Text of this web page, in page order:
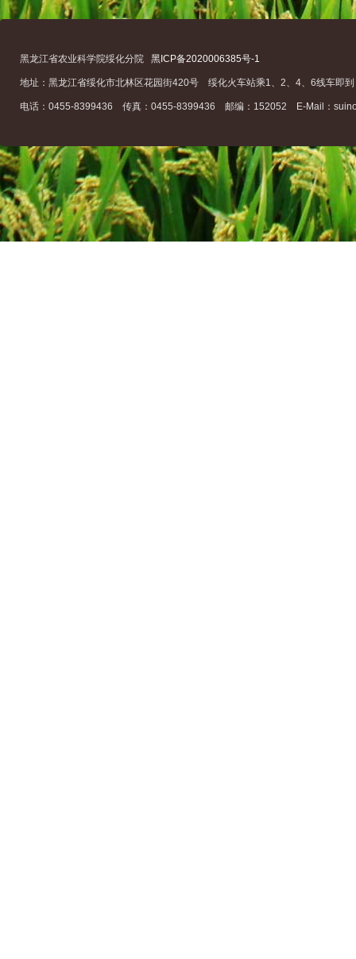
黑龙江省农业科学院绥化分院 黑ICP备2020006385号-1
地址：黑龙江省绥化市北林区花园街420号 绥化火车站乘1、2、4、6线车即到
电话：0455-8399436 传真：0455-8399436 邮编：152052 E-Mail：